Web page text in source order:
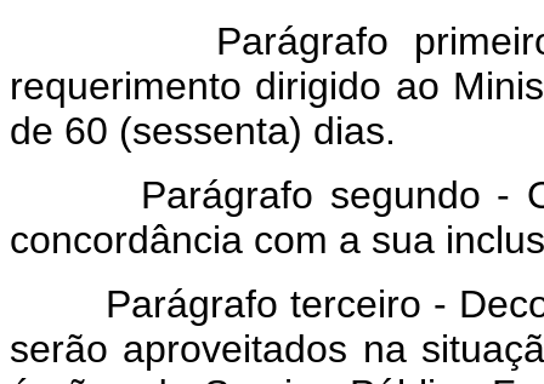
Parágrafo primeiro -
requerimento dirigido ao
de 60 (sessenta) dias.
Parágrafo segundo - O
concordância com a sua
Parágrafo terceiro -
serão aproveitados na